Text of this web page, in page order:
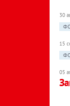
30
15
05